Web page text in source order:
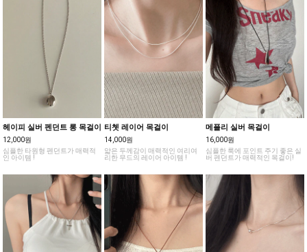
헤이피 실버 펜던트 롱 목걸이
12,000원
심플한 타원형 펜던트가 매력적
인 아이템 !
티쳇 레이어 목걸이
14,000원
얇은 두께감이 매력적인 여리여
리한 무드의 레이어 아이템 !
메플리 실버 목걸이
16,000원
심플한 룩에 포인트 주기 좋은 실
버 펜던트가 매력적인 목걸이!